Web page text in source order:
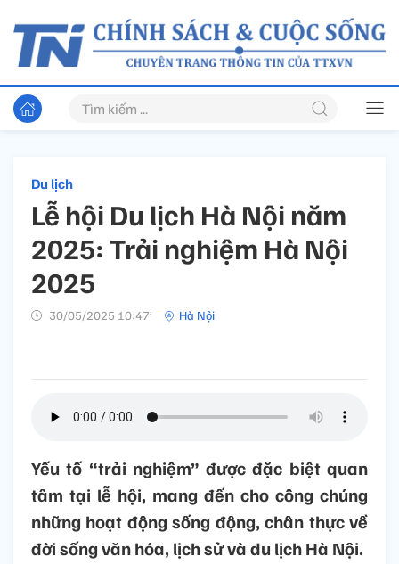
Du lịch
Lễ hội Du lịch Hà Nội năm
2025: Trải nghiệm Hà Nội
2025
30/05/2025 10:47’ Hà Nội
Yếu tố “trải nghiệm” được đặc biệt quan
tâm tại lễ hội, mang đến cho công chúng
những hoạt động sống động, chân thực về
đời sống văn hóa, lịch sử và du lịch Hà Nội.